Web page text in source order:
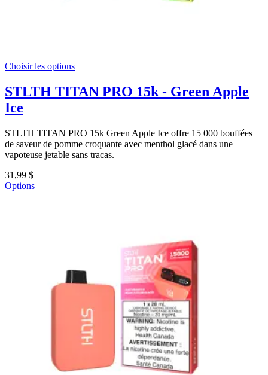
Choisir les options
STLTH TITAN PRO 15k - Green Apple
Ice
STLTH TITAN PRO 15k Green Apple Ice offre 15 000 bouffées
de saveur de pomme croquante avec menthol glacé dans une
vapoteuse jetable sans tracas.
31,99 $
Options